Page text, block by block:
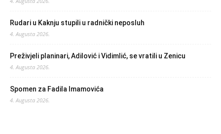
Rudari u Kaknju stupili u radnički neposluh
4. Augusta 2026.
Preživjeli planinari, Adilović i Vidimlić, se vratili u Zenicu
4. Augusta 2026.
Spomen za Fadila Imamovića
4. Augusta 2026.